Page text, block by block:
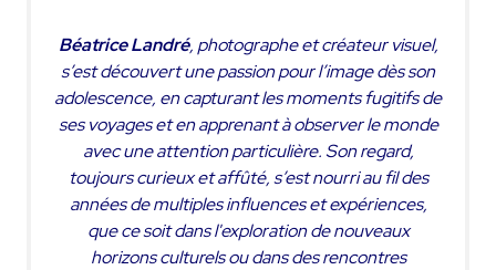
Béatrice Landré, photographe et créateur visuel,
s’est découvert une passion pour l’image dès son
adolescence, en capturant les moments fugitifs de
ses voyages et en apprenant à observer le monde
avec une attention particulière. Son regard,
toujours curieux et affûté, s’est nourri au fil des
années de multiples influences et expériences,
que ce soit dans l'exploration de nouveaux
horizons culturels ou dans des rencontres